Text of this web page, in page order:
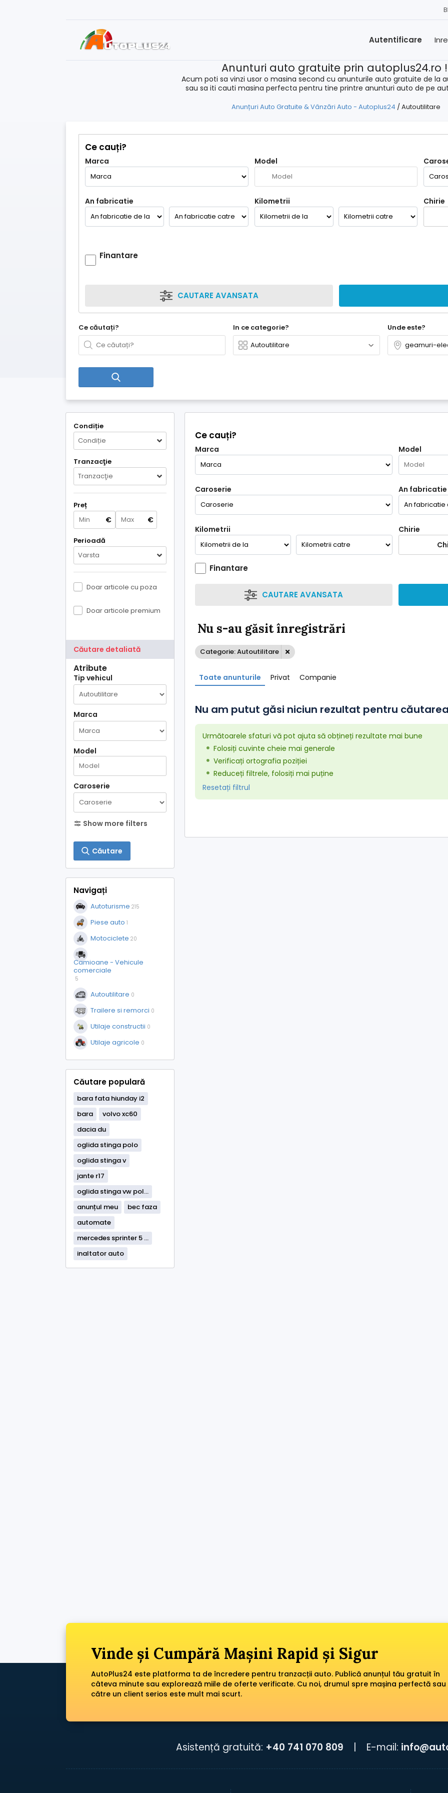
Autentificare
Anunturi auto gratuite prin autoplus24.ro !
Acum poti sa vinzi usor o masina second cu anunturile auto gratuite de la
sau sa iti cauti masina perfecta pentru tine printre anunturi auto de pe
Anunțuri Auto Gratuite & Vânzări Auto - Autoplus24 /Autoutilitare
Ce cauți?
Marca Model
An fabricatie Kilometrii
Chirie
Finantare
CAUTARE AVANSATA
Ce căutați? In ce categorie? Unde este?
Condiție
Condiție
Tranzacţie
Tranzacţie
Preț
€ €
Perioadă
Varsta
Doar articole cu poza
Doar articole premium
Căutare detaliată
Atribute
Tip vehicul
Marca
Model
Caroserie
Show more filters
Căutare
Navigați
Autoturisme 215
Piese auto 1
Motociclete 20
Camioane - Vehicule
comerciale
5
Autoutilitare 0
Trailere si remorci 0
Utilaje constructii 0
Utilaje agricole 0
Căutare populară
bara fata hiunday i2
bara
volvo xc60
dacia du
oglida stinga polo
oglida stinga v
jante r17
oglida stinga vw pol...
anunțul meu
bec faza
automate
mercedes sprinter 5 ...
inaltator auto
Ce cauți?
Marca Model
Caroserie An fabricatie
Kilometrii
Chirie
Finantare
CAUTARE AVANSATA
Nu s-au găsit înregistrări
Categorie: Autoutilitare
Toate anunturile Privat Companie
Nu am putut găsi niciun rezultat pentru
Următoarele sfaturi vă pot ajuta să obțineți rezultate mai bune
Folosiți cuvinte cheie mai generale
Verificați ortografia poziției
Reduceți filtrele, folosiți mai puține
Resetați filtrul
Vinde și Cumpără Mașini Rapid și Sigur
AutoPlus24 este platforma ta de încredere pentru tranzacții auto. Publică anunțul tău gratuit în
câteva minute sau explorează miile de oferte verificate. Cu noi, drumul spre mașina perfectă sau
către un client serios este mult mai scurt.
Asistență gratuită: +40 741 070 809 E-mail: